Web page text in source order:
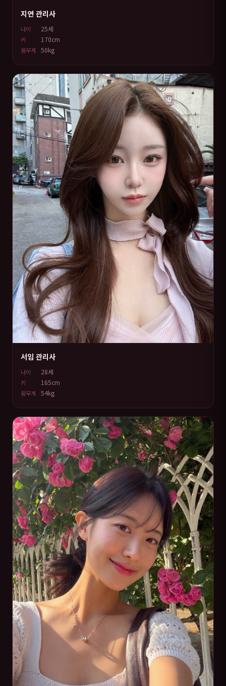
지연 관리사
나이 25세
키 170cm
몸무게 50kg
서임 관리사
나이 28세
키 165cm
몸무게 54kg